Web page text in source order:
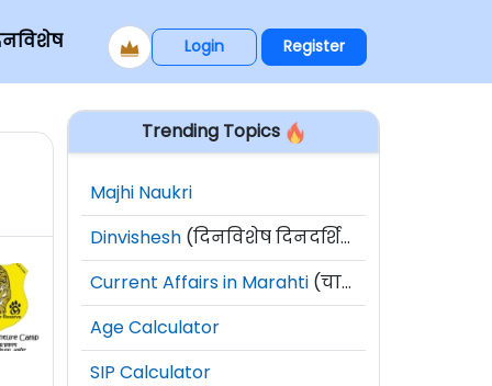
Login Register
Trending Topics
Majhi Naukri
Dinvishesh (दिनविशेष दिनदर्शिका)
Current Affairs in Marahti (चालू घडामोडी)
Age Calculator
SIP Calculator